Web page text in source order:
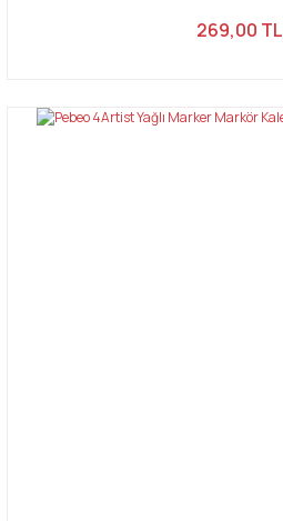
269,00 TL